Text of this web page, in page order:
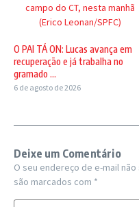
campo do CT, nesta manhã
(Erico Leonan/SPFC)
O PAI TÁ ON: Lucas avança em
recuperação e já trabalha no
gramado ...
6 de agosto de 2026
Deixe um Comentário
O seu endereço de e-mail
são marcados com *